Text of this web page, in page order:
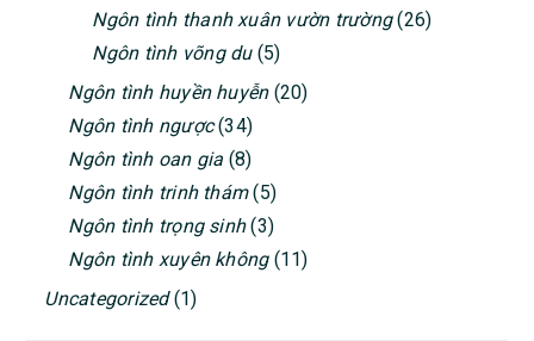
Ngôn tình thanh xuân vườn trường(26)
Ngôn tình võng du(5)
Ngôn tình huyền huyễn(20)
Ngôn tình ngược(34)
Ngôn tình oan gia (8)
Ngôn tình trinh thám(5)
Ngôn tình trọng sinh(3)
Ngôn tình xuyên không(11)
Uncategorized(1)